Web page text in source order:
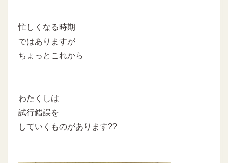
忙しくなる時期
ではありますが
ちょっとこれから
わたくしは
試行錯誤を
していくものがあります??